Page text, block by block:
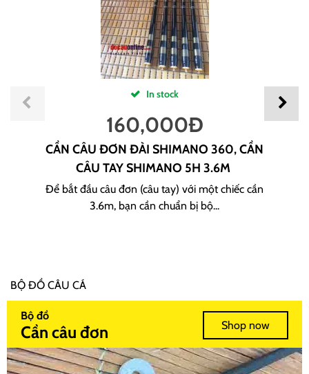
In stock
160,000Đ
CẦN CÂU ĐƠN ĐÀI SHIMANO 360, CẦN
CÂU TAY SHIMANO 5H 3.6M
Để bắt đầu câu đơn (câu tay) với một chiếc cần
3.6m, bạn cần chuẩn bị bộ...
BỘ ĐỒ CÂU CÁ
Bộ đồ
Cần câu đơn Shop now